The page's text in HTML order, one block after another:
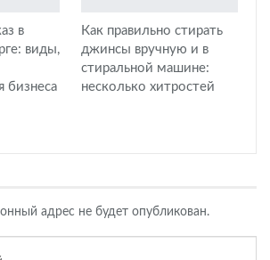
в
виды,
бизнеса
Как правильно стирать
джинсы вручную и в
стиральной машине:
несколько хитростей
адрес не будет опубликован.